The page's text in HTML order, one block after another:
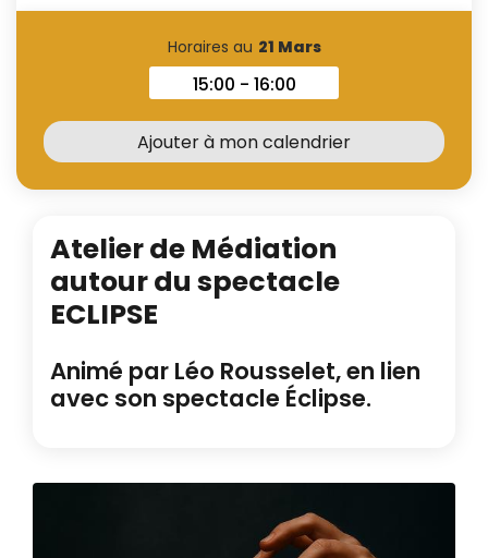
Horaires au 21 Mars
Horaires au 21 Mars 2026
15:00 - 16:00
Ajouter à mon calendrier
Atelier de Médiation
autour du spectacle
ECLIPSE
Animé par Léo Rousselet, en lien
avec son spectacle Éclipse.